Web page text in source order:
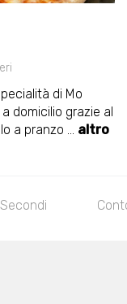
di Mo
domicilio grazie al
a pranzo ... altro
Secondi